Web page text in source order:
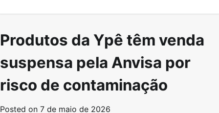
Produtos da Ypê têm venda
suspensa pela Anvisa por
risco de contaminação
Posted on 7 de maio de 2026